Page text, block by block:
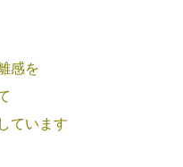
感を
ています